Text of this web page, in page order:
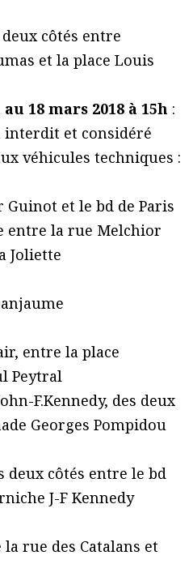
deux côtés entre
et la place Louis
18 mars 2018 à 15h :
et considéré
véhicules techniques :
et le bd de Paris
entre la rue Melchior
Joliette
entre la place
Peytral
F.Kennedy, des deux
Georges Pompidou
deux côtés entre le bd
J-F Kennedy
rue des Catalans et